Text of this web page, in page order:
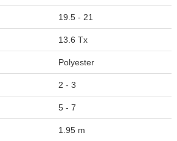
19.5 - 21
13.6 Tx
Polyester
2 - 3
5 - 7
1.95 m